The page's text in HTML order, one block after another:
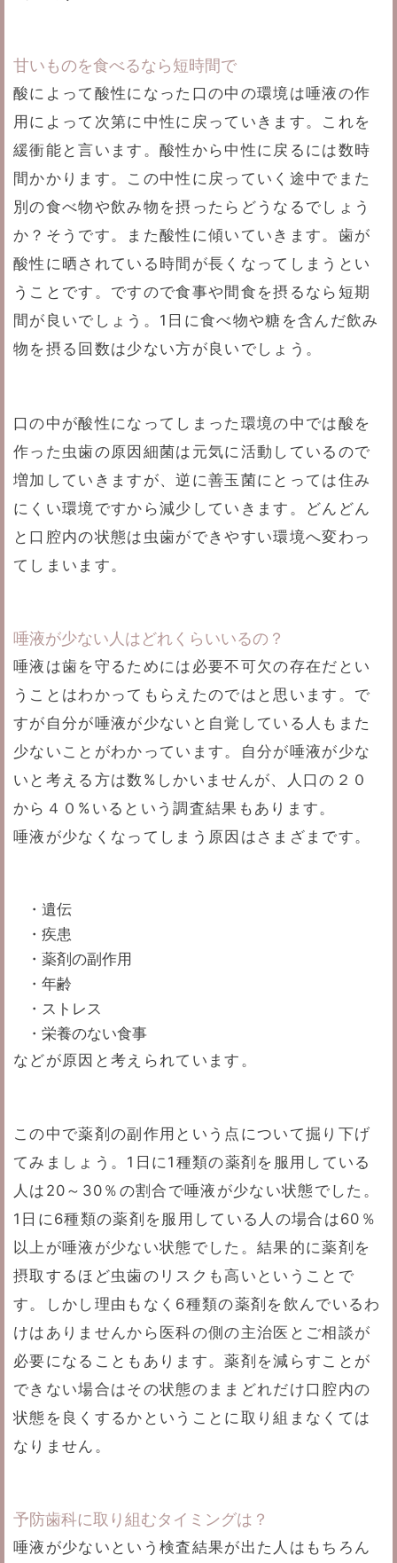
甘いものを食べるなら短時間で
酸によって酸性になった口の中の環境は唾液の作
用によって次第に中性に戻っていきます。これを
緩衝能と言います。酸性から中性に戻るには数時
間かかります。この中性に戻っていく途中でまた
別の食べ物や飲み物を摂ったらどうなるでしょう
か？そうです。また酸性に傾いていきます。歯が
酸性に晒されている時間が長くなってしまうとい
うことです。ですので食事や間食を摂るなら短期
間が良いでしょう。1日に食べ物や糖を含んだ飲み
物を摂る回数は少ない方が良いでしょう。
口の中が酸性になってしまった環境の中では酸を
作った虫歯の原因細菌は元気に活動しているので
増加していきますが、逆に善玉菌にとっては住み
にくい環境ですから減少していきます。どんどん
と口腔内の状態は虫歯ができやすい環境へ変わっ
てしまいます。
唾液が少ない人はどれくらいいるの？
唾液は歯を守るためには必要不可欠の存在だとい
うことはわかってもらえたのではと思います。で
すが自分が唾液が少ないと自覚している人もまた
少ないことがわかっています。自分が唾液が少な
いと考える方は数%しかいませんが、人口の２０
から４０%いるという調査結果もあります。
唾液が少なくなってしまう原因はさまざまです。
・遺伝
・疾患
・薬剤の副作用
・年齢
・ストレス
・栄養のない食事
などが原因と考えられています。
この中で薬剤の副作用という点について掘り下げ
てみましょう。1日に1種類の薬剤を服用している
人は20～30％の割合で唾液が少ない状態でした。
1日に6種類の薬剤を服用している人の場合は60％
以上が唾液が少ない状態でした。結果的に薬剤を
摂取するほど虫歯のリスクも高いということで
す。しかし理由もなく6種類の薬剤を飲んでいるわ
けはありませんから医科の側の主治医とご相談が
必要になることもあります。薬剤を減らすことが
できない場合はその状態のままどれだけ口腔内の
状態を良くするかということに取り組まなくては
なりません。
予防歯科に取り組むタイミングは？
唾液が少ないという検査結果が出た人はもちろん